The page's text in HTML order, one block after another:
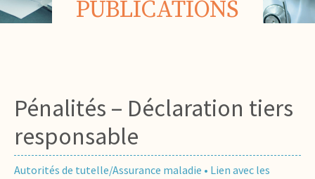
PUBLICATIONS
Pénalités – Déclaration tiers
responsable
Autorités de tutelle/Assurance maladie • Lien avec les